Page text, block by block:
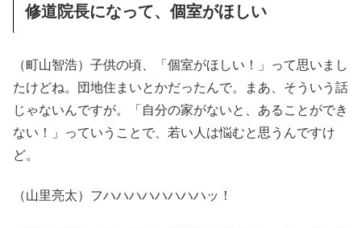
修道院長になって、個室がほしい
（町山智浩）子供の頃、「個室がほしい！」って思いまし
たけどね。団地住まいとかだったんで。まあ、そういう話
じゃないんですが。「自分の家がないと、あることができ
ない！」っていうことで、若い人は悩むと思うんですけ
ど。
（山里亮太）フハハハハハハハハッ！